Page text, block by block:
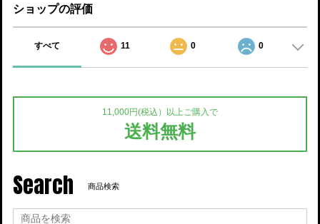
ショップの評価
すべて 11 0 0
11,000円(税込）以上ご購入で
送料無料
Search 商品検索